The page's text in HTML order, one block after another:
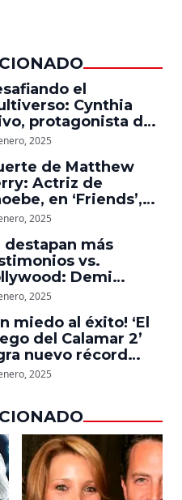
el
Cynthia
protagonista de
quiere ser
2025
de Matthew
Actriz de
en ‘Friends’,
un emotivo
2025
destapan más
vs.
Demi
protagonista de
que le hizo la
a su cuerpo
2025
miedo al éxito! ‘El
del Calamar 2’
nuevo récord
en tan solo 11
2025